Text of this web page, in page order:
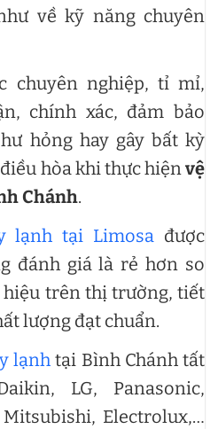
về kỹ năng chuyên
chuyên nghiệp, tỉ mỉ,
chính xác, đảm bảo
hỏng hay gây bất kỳ
hòa khi thực hiệnvệ
Chánh.
lạnh tại Limosa được
đánh giá là rẻ hơn so
trên thị trường, tiết
lượng đạt chuẩn.
lạnh tại Bình Chánh tất
LG, Panasonic,
Mitsubishi, Electrolux,…